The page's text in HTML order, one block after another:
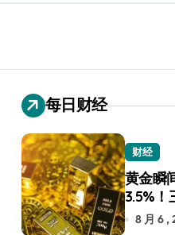
每日财经
财经
黄金瞬
3.5%！
8 月 6 ,